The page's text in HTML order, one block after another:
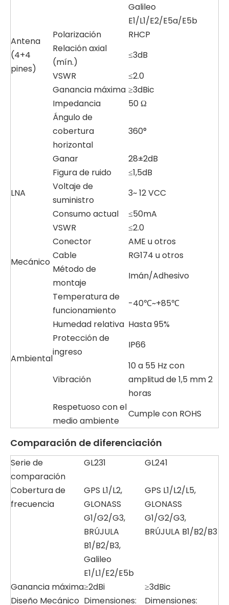
Antena
(4+4
pines)
Galileo
E1/L1/E2/E5a/E5b
Polarización
RHCP
Relación axial
(mín.)
≤3dB
VSWR
≤2.0
Ganancia máxima ≥3dBic
Impedancia
50 Ω
Ángulo de
cobertura
horizontal
360°
LNA
Ganar
28±2dB
Figura de ruido
≤1,5dB
Voltaje de
suministro
3~ 12 VCC
Consumo actual
≤50mA
VSWR
≤2.0
Mecánico
Conector
AME u otros
Cable
RG174 u otros
Método de
montaje
Imán/Adhesivo
Ambiental
Temperatura de
funcionamiento
-40℃~+85℃
Humedad relativa Hasta 95%
Protección de
ingreso
IP66
Vibración
10 a 55 Hz con
amplitud de 1,5 mm 2
horas
Respetuoso con el
medio ambiente
Cumple con ROHS
Comparación de diferenciación
Serie de
comparación
GL231 GL241
Cobertura de
frecuencia
GPS L1/L2,
GLONASS
G1/G2/G3,
BRÚJULA
B1/B2/B3,
Galileo
E1/L1/E2/E5b
GPS L1/L2/L5,
GLONASS
G1/G2/G3,
BRÚJULA B1/B2/B3
Ganancia máxima≥2dBi
≥3dBic
Diseño Mecánico Dimensiones: Dimensiones: